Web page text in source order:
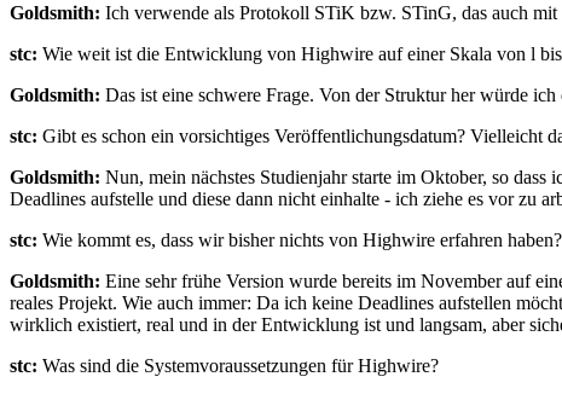
Goldsmith: Ich verwende als Protokoll STiK bzw. STinG, das auch
stc: Wie weit ist die Entwicklung von Highwire auf einer Skala von l
Goldsmith: Das ist eine schwere Frage. Von der Struktur her würde
stc: Gibt es schon ein vorsichtiges Veröffentlichungsdatum? Vielleicht
Goldsmith: Nun, mein nächstes Studienjahr starte im Oktober, so
Deadlines aufstelle und diese dann nicht einhalte - ich ziehe es vor zu
stc: Wie kommt es, dass wir bisher nichts von Highwire erfahren
Goldsmith: Eine sehr frühe Version wurde bereits im November auf
reales Projekt. Wie auch immer: Da ich keine Deadlines aufstellen
wirklich existiert, real und in der Entwicklung ist und langsam, aber
stc: Was sind die Systemvoraussetzungen für Highwire?